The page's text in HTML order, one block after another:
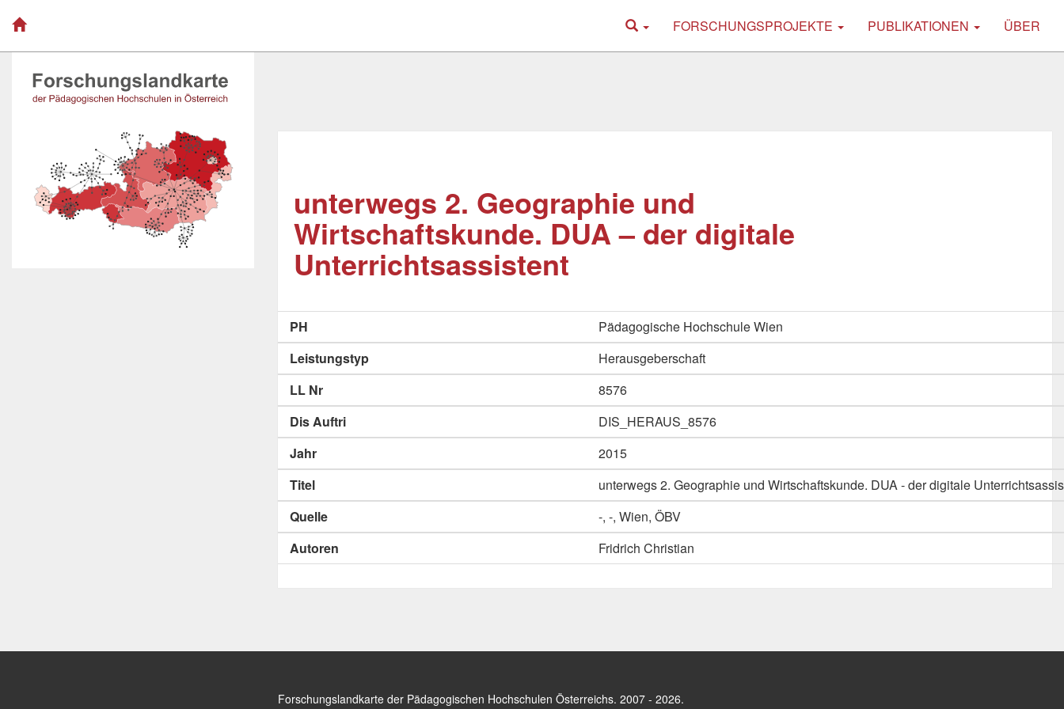
FORSCHUNGSPROJEKTE PUBLIKATIONEN ÜBER
unterwegs 2. Geographie und
Wirtschaftskunde. DUA – der digitale
Unterrichtsassistent
PH
Pädagogische Hochschule Wien
Leistungstyp
Herausgeberschaft
LL Nr
8576
Dis Auftri
DIS_HERAUS_8576
Jahr
2015
Titel
unterwegs 2. Geographie und Wirtschaftskunde. DUA - der digitale
Quelle
-, -, Wien, ÖBV
Autoren
Fridrich Christian
Forschungslandkarte der Pädagogischen Hochschulen Österreichs. 2007 - 2026.